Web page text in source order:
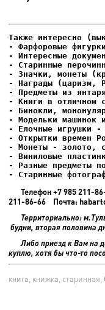
- Фарфоровые
- Интересные
- Елочные игрушки -
- Старинные
Телефон +7 985 211-
211-86-66 Почта:
Территориально:
будни, вторая половина
Либо приезд к Вам на
куплю, хотя бы что-то
книга, книжка, старинная,